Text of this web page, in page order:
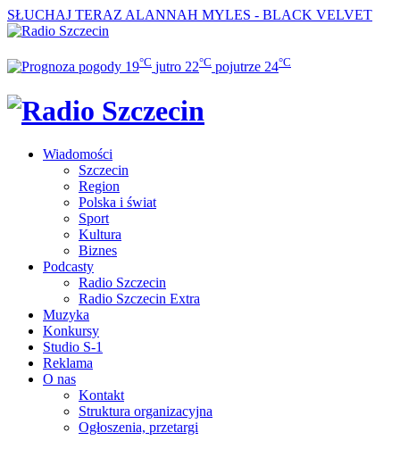
SŁUCHAJ TERAZ ALANNAH MYLES - BLACK VELVET
19°C jutro 22°C pojutrze 24°C
Wiadomości
Szczecin
Region
Polska i świat
Sport
Kultura
Biznes
Podcasty
Radio Szczecin
Radio Szczecin Extra
Muzyka
Konkursy
Studio S-1
Reklama
O nas
Kontakt
Struktura organizacyjna
Ogłoszenia, przetargi